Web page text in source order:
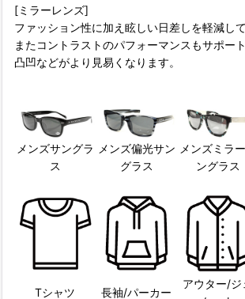
[ミラーレンズ]
ファッション性に加え眩しい日差しを軽減して
またコントラストのパフォーマンスもサポート
凸凹などがより見易くなります。
メンズサングラ
ス
メンズ偏光サン
グラス
メンズミラ
ングラス
Tシャツ 長袖/パーカー
アウター/ジ